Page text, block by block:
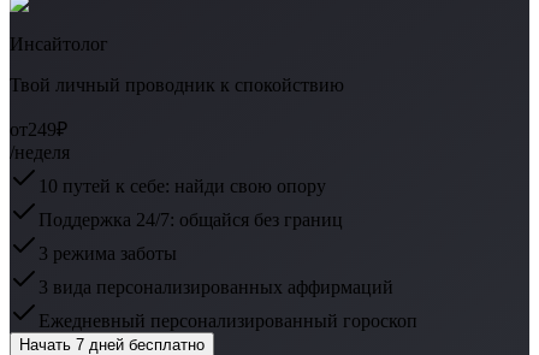
Инсайтолог
Твой личный проводник к спокойствию
от249₽
/неделя
10 путей к себе: найди свою опору
Поддержка 24/7: общайся без границ
3 режима заботы
3 вида персонализированных аффирмаций
Ежедневный персонализированный гороскоп
Начать 7 дней бесплатно